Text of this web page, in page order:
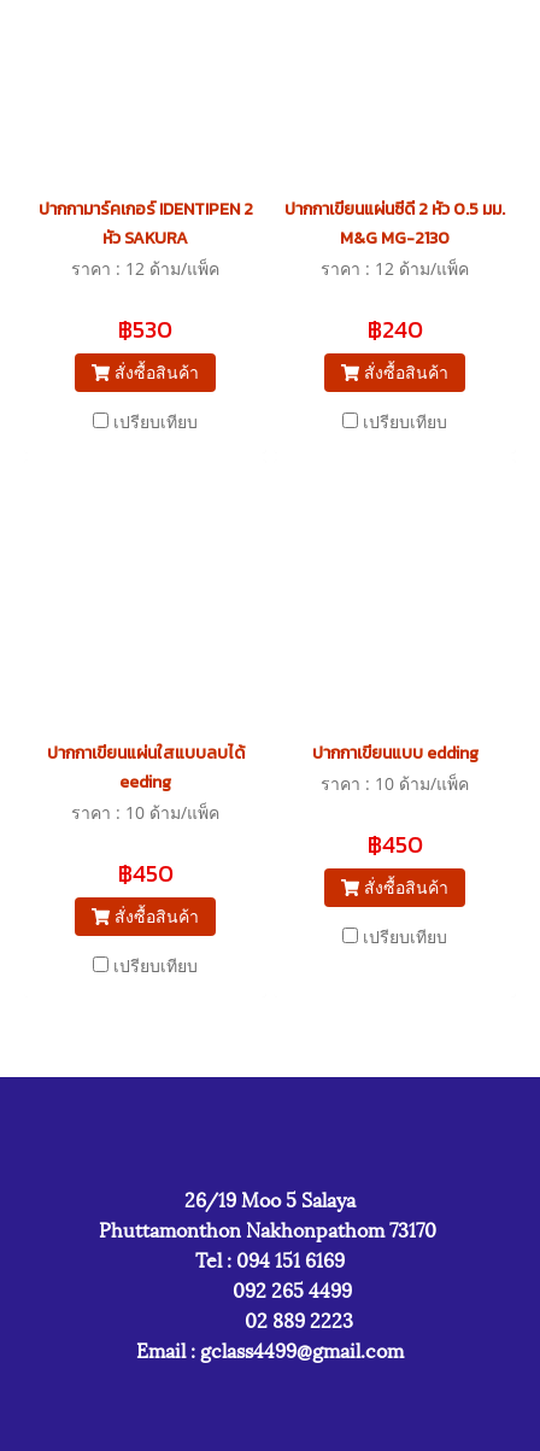
ปากกามาร์คเกอร์ IDENTIPEN 2
หัว SAKURA
ราคา : 12 ด้าม/แพ็ค
฿530
สั่งซื้อสินค้า
เปรียบเทียบ
ปากกาเขียนแผ่นซีดี 2 หัว 0.5 มม.
M&G MG-2130
ราคา : 12 ด้าม/แพ็ค
฿240
สั่งซื้อสินค้า
เปรียบเทียบ
ปากกาเขียนแผ่นใสแบบลบได้
eeding
ราคา : 10 ด้าม/แพ็ค
฿450
สั่งซื้อสินค้า
เปรียบเทียบ
ปากกาเขียนแบบ edding
ราคา : 10 ด้าม/แพ็ค
฿450
สั่งซื้อสินค้า
เปรียบเทียบ
26/19 Moo 5 Salaya
Phuttamonthon Nakhonpathom 73170
Tel : 094 151 6169
092 265 4499
02 889 2223
Email : gclass4499@gmail.com